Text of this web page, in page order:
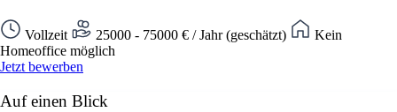
Vollzeit 25000 - 75000 € / Jahr (geschätzt)
Kein
Homeoffice möglich
Jetzt bewerben
Auf einen Blick